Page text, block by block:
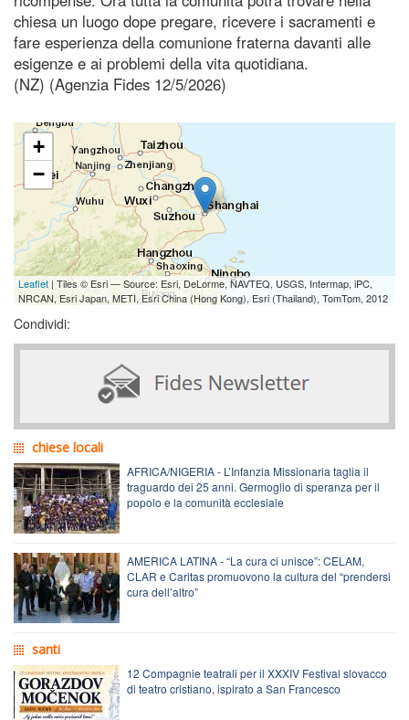
chiesa un luogo dope pregare, ricevere i sacramenti e
fare esperienza della comunione fraterna davanti alle
esigenze e ai problemi della vita quotidiana.
(NZ) (Agenzia Fides 12/5/2026)
+
−
Leaflet | Tiles © Esri — Source: Esri, DeLorme, NAVTEQ, USGS, Intermap, iPC,
NRCAN, Esri Japan, METI, Esri China (Hong Kong), Esri (Thailand), TomTom, 2012
Condividi:
chiese locali
AFRICA/NIGERIA - L’Infanzia Missionaria taglia il
traguardo dei 25 anni. Germoglio di speranza per il
popolo e la comunità ecclesiale
AMERICA LATINA - “La cura ci unisce”: CELAM,
CLAR e Caritas promuovono la cultura del “prendersi
cura dell’altro”
santi
12 Compagnie teatrali per il XXXIV Festival slovacco
di teatro cristiano, ispirato a San Francesco